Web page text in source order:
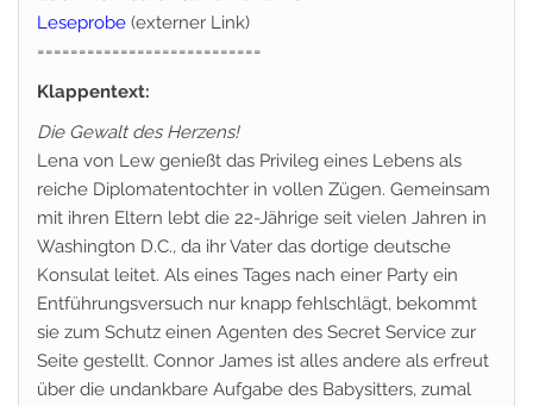
Leseprobe (externer Link)
===========================
Klappentext:
Die Gewalt des Herzens!
Lena von Lew genießt das Privileg eines Lebens als
reiche Diplomatentochter in vollen Zügen. Gemeinsam
mit ihren Eltern lebt die 22-Jährige seit vielen Jahren in
Washington D.C., da ihr Vater das dortige deutsche
Konsulat leitet. Als eines Tages nach einer Party ein
Entführungsversuch nur knapp fehlschlägt, bekommt
sie zum Schutz einen Agenten des Secret Service zur
Seite gestellt. Connor James ist alles andere als erfreut
über die undankbare Aufgabe des Babysitters, zumal